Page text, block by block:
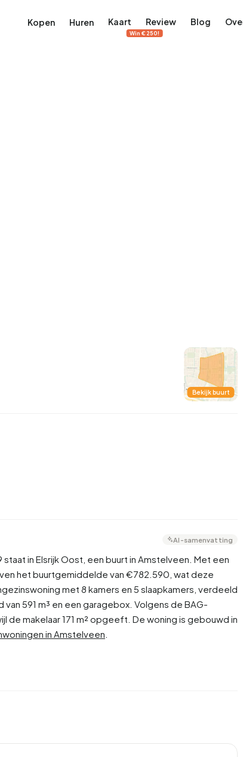
Kopen Huren Kaart Review
Win €250!
Blog
Bekijk buurt
AI-samenvatting
in Elsrijk Oost, een buurt in Amstelveen. Met een
het buurtgemiddelde van €782.590, wat deze
met 8 kamers en 5 slaapkamers, verdeeld
591 m³ en een garagebox. Volgens de BAG-
de makelaar 171 m² opgeeft. De woning is gebouwd in
in Amstelveen